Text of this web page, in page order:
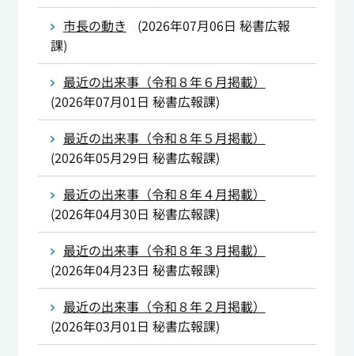
市長の動き
(2026年07月06日 秘書広報
課)
最近の出来事（令和８年６月掲載）
(2026年07月01日 秘書広報課)
最近の出来事（令和８年５月掲載）
(2026年05月29日 秘書広報課)
最近の出来事（令和８年４月掲載）
(2026年04月30日 秘書広報課)
最近の出来事（令和８年３月掲載）
(2026年04月23日 秘書広報課)
最近の出来事（令和８年２月掲載）
(2026年03月01日 秘書広報課)